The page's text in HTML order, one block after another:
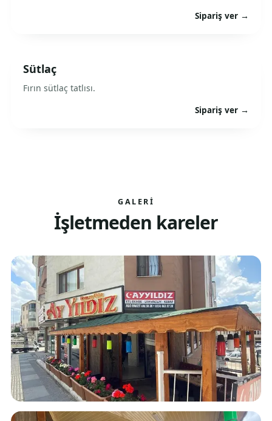
Sipariş ver →
Sütlaç
Fırın sütlaç tatlısı.
Sipariş ver →
GALERI
İşletmeden kareler